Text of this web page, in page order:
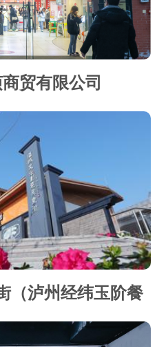
贸有限公司
（泸州经纬玉阶餐
限公司 ）